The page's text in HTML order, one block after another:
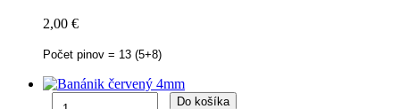
2,00 €
Počet pinov = 13 (5+8)
Do košíka